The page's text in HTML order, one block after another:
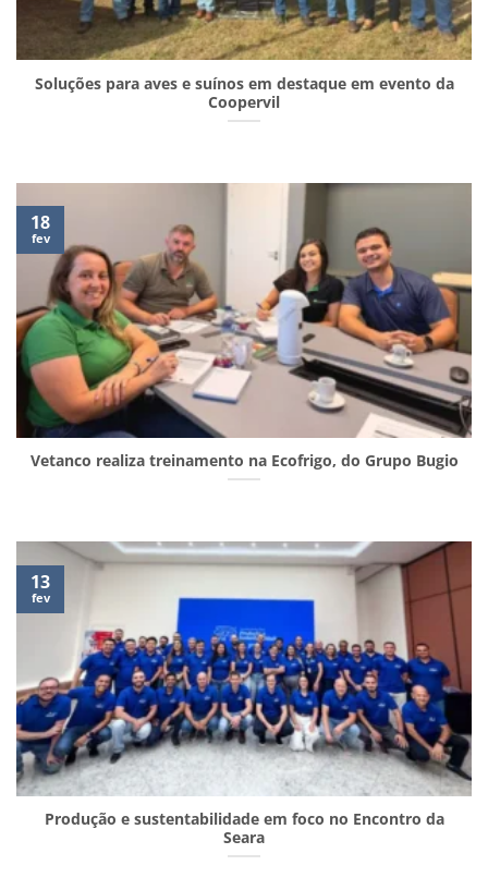
Soluções para aves e suínos em destaque em evento da
Coopervil
Vetanco realiza treinamento na Ecofrigo, do Grupo Bugio
18
fev
Produção e sustentabilidade em foco no Encontro da
Seara
13
fev